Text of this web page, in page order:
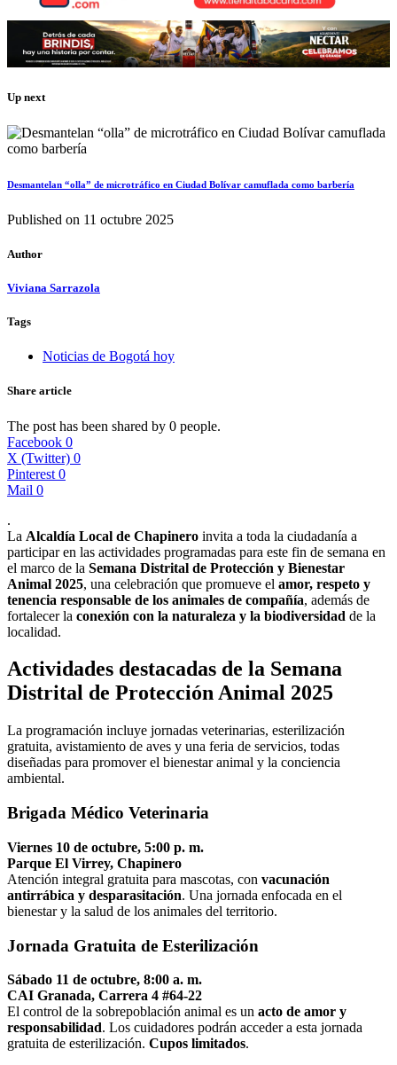
Up next
Desmantelan “olla” de microtráfico en Ciudad Bolívar camuflada como barbería
Published on 11 octubre 2025
Author
Viviana Sarrazola
Tags
Noticias de Bogotá hoy
Share article
The post has been shared by 0 people.
Facebook 0
X (Twitter) 0
Pinterest 0
Mail 0
.
La Alcaldía Local de Chapinero invita a toda la ciudadanía a
participar en las actividades programadas para este fin de semana en
el marco de la Semana Distrital de Protección y Bienestar
Animal 2025, una celebración que promueve el amor, respeto y
tenencia responsable de los animales de compañía, además de
fortalecer la conexión con la naturaleza y la biodiversidad de la
localidad.
Actividades destacadas de la Semana
Distrital de Protección Animal 2025
La programación incluye jornadas veterinarias, esterilización
gratuita, avistamiento de aves y una feria de servicios, todas
diseñadas para promover el bienestar animal y la conciencia
ambiental.
Brigada Médico Veterinaria
Viernes 10 de octubre, 5:00 p. m.
Parque El Virrey, Chapinero
Atención integral gratuita para mascotas, con vacunación
antirrábica y desparasitación. Una jornada enfocada en el
bienestar y la salud de los animales del territorio.
Jornada Gratuita de Esterilización
Sábado 11 de octubre, 8:00 a. m.
CAI Granada, Carrera 4 #64-22
El control de la sobrepoblación animal es un acto de amor y
responsabilidad. Los cuidadores podrán acceder a esta jornada
gratuita de esterilización. Cupos limitados.